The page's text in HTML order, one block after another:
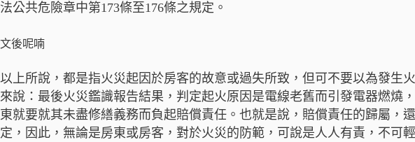
法公共危險章中第173條至176條之規定。
文後呢喃
以上所說，都是指火災起因於房客的故意或過失所致，但可不要以為發生
來說：最後火災鑑識報告結果，判定起火原因是電線老舊而引發電器燃燒
東就要就其未盡修繕義務而負起賠償責任。也就是說，賠償責任的歸屬，
定，因此，無論是房東或房客，對於火災的防範，可說是人人有責，不可輕